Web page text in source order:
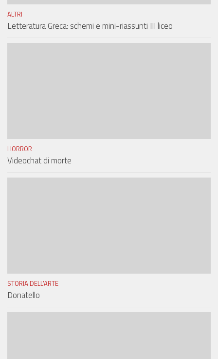
ALTRI
Letteratura Greca: schemi e mini-riassunti III liceo
HORROR
Videochat di morte
STORIA DELL'ARTE
Donatello